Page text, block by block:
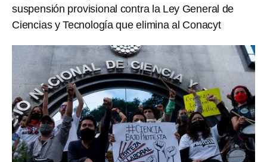
suspensión provisional contra la Ley General de
Ciencias y Tecnología que elimina al Conacyt